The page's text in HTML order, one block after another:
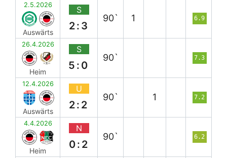
2.5.2026
Auswärts
S
2:3
90` 1 6.9
26.4.2026
Heim
S
5:0
90` 7.3
12.4.2026
Auswärts
U
2:2
90` 1 7.2
4.4.2026
Heim
N
0:2
90` 6.2